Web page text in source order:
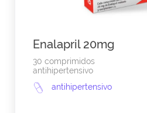
Enalapril 20mg
30 comprimidos
antihipertensivo
antihipertensivo